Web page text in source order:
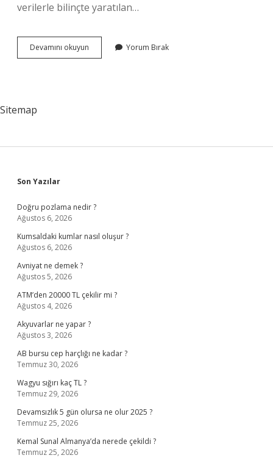
verilerle bilinçte yaratılan…
Devamını okuyun Çevresel
Algı
Yorum Bırak
Sitemap
Sidebar
Son Yazılar
Doğru pozlama nedir ?
Ağustos 6, 2026
Kumsaldaki kumlar nasıl oluşur ?
Ağustos 6, 2026
Avniyat ne demek ?
Ağustos 5, 2026
ATM’den 20000 TL çekilir mi ?
Ağustos 4, 2026
Akyuvarlar ne yapar ?
Ağustos 3, 2026
AB bursu cep harçlığı ne kadar ?
Temmuz 30, 2026
Wagyu sığırı kaç TL ?
Temmuz 29, 2026
Devamsızlık 5 gün olursa ne olur 2025 ?
Temmuz 25, 2026
Kemal Sunal Almanya’da nerede çekildi ?
Temmuz 25, 2026